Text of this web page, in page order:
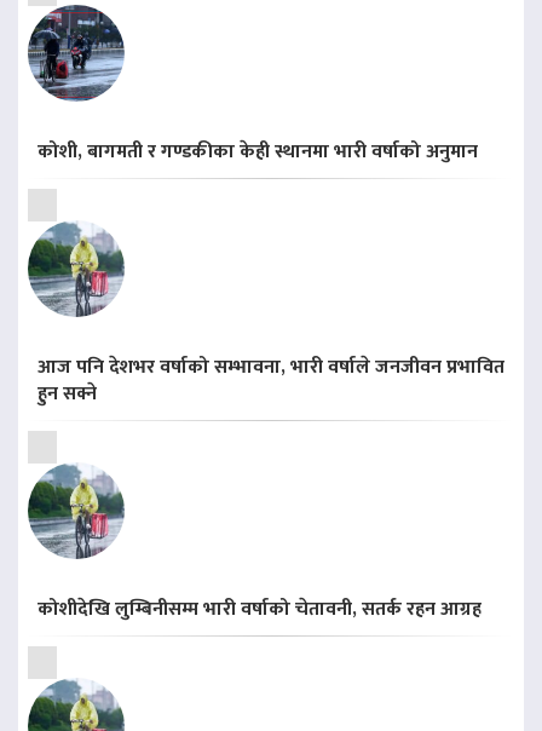
कोशी, बागमती र गण्डकीका केही स्थानमा भारी वर्षाको अनुमान
आज पनि देशभर वर्षाको सम्भावना, भारी वर्षाले जनजीवन प्रभावित
हुन सक्ने
कोशीदेखि लुम्बिनीसम्म भारी वर्षाको चेतावनी, सतर्क रहन आग्रह